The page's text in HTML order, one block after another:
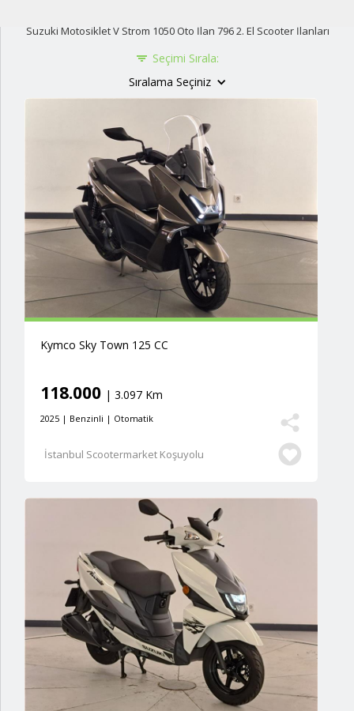
Suzuki Motosiklet V Strom 1050 Oto İlan 796 2. El Scooter İlanları
Seçimi Sırala:
Sıralama Seçiniz
Kymco Sky Town 125 CC
118.000 | 3.097 Km
2025 | Benzinli | Otomatik
İstanbul Scootermarket Koşuyolu